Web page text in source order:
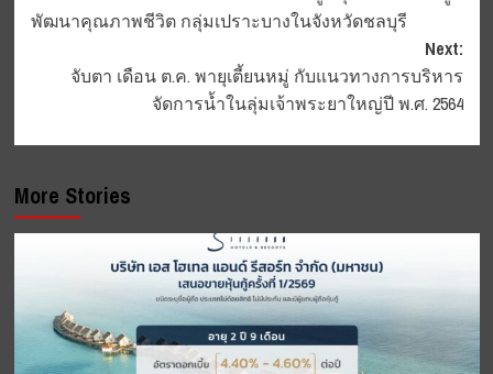
พัฒนาคุณภาพชีวิต กลุ่มเปราะบางในจังหวัดชลบุรี
Next:
จับตา เดือน ต.ค. พายุเตี้ยนหมู่ กับแนวทางการบริหาร
จัดการน้ำในลุ่มเจ้าพระยาใหญ่ปี พ.ศ. 2564
More Stories